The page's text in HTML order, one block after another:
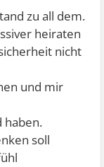
zu all dem.
heiraten
nicht
und mir
haben.
soll